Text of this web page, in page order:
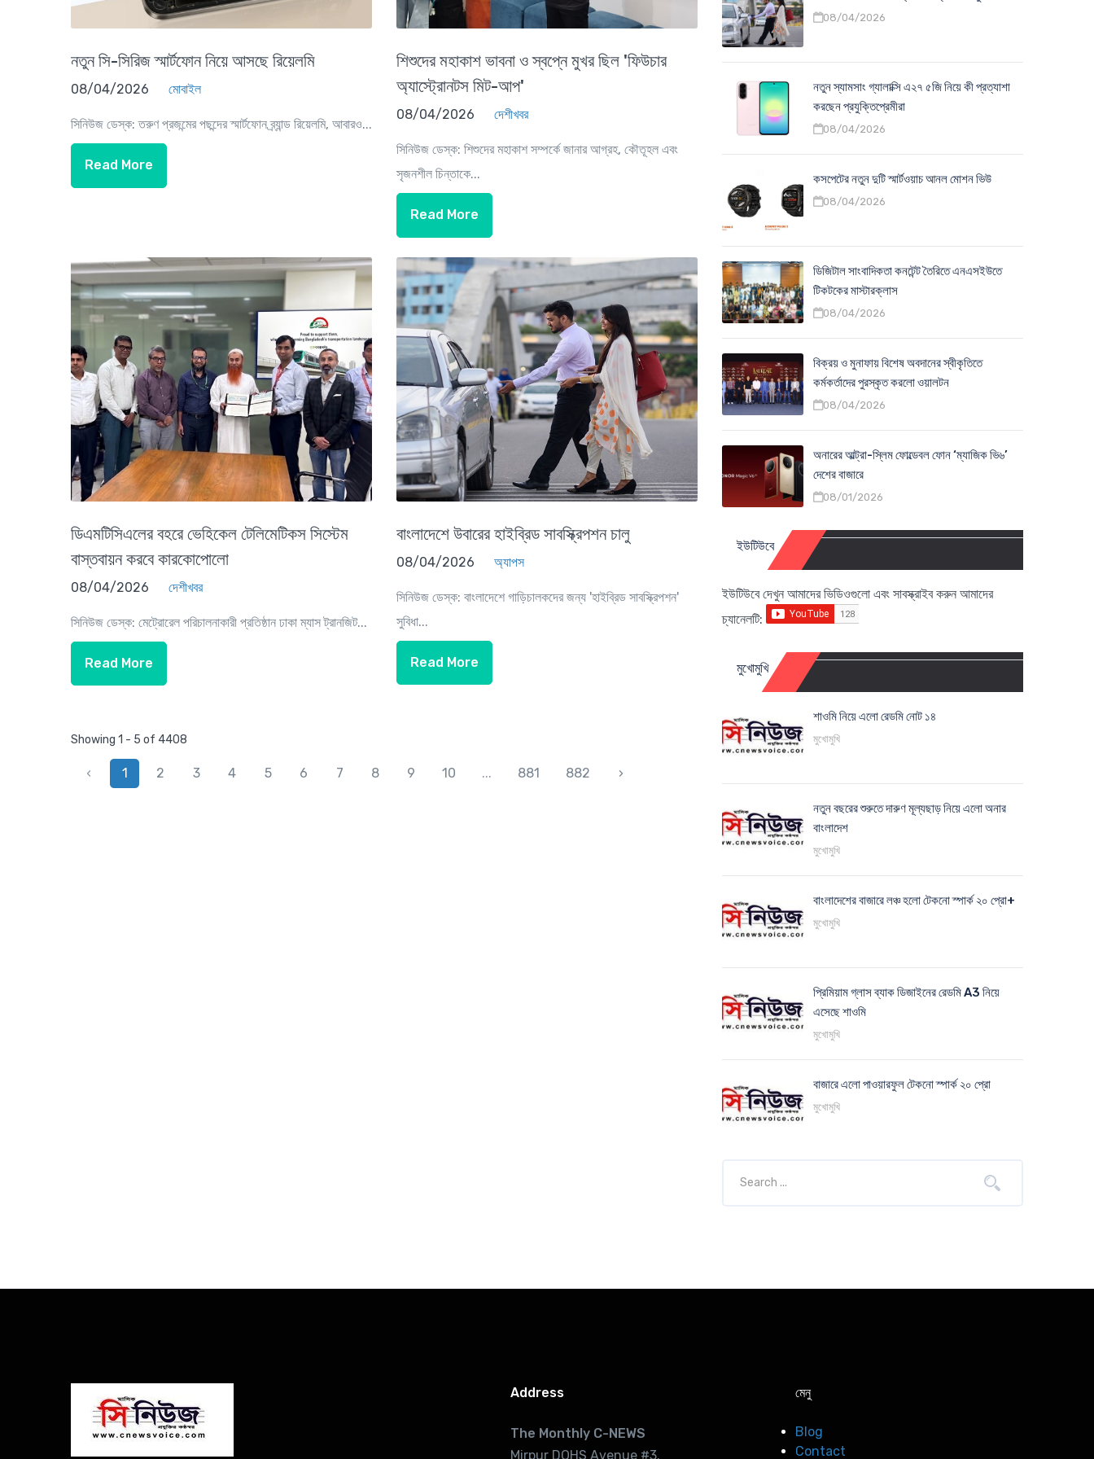
নতুন সি-সিরিজ স্মার্টফোন নিয়ে আসছে রিয়েলমি
08/04/2026 মোবাইল
সিনিউজ ডেস্ক: তরুণ প্রজন্মের পছন্দের স্মার্টফোন ব্র্যান্ড রিয়েলমি, আবারও...
Read More
শিশুদের মহাকাশ ভাবনা ও স্বপ্নে মুখর ছিল 'ফিউচার
অ্যাস্ট্রোনটস মিট-আপ'
08/04/2026 দেশীখবর
সিনিউজ ডেস্ক: শিশুদের মহাকাশ সম্পর্কে জানার আগ্রহ, কৌতূহল এবং
সৃজনশীল চিন্তাকে...
Read More
ডিএমটিসিএলের বহরে ভেহিকেল টেলিমেটিকস সিস্টেম
বাস্তবায়ন করবে কারকোপোলো
08/04/2026 দেশীখবর
সিনিউজ ডেস্ক: মেট্রোরেল পরিচালনাকারী প্রতিষ্ঠান ঢাকা ম্যাস ট্রানজিট...
Read More
বাংলাদেশে উবারের হাইব্রিড সাবস্ক্রিপশন চালু
08/04/2026 অ্যাপস
সিনিউজ ডেস্ক: বাংলাদেশে গাড়িচালকদের জন্য 'হাইব্রিড সাবস্ক্রিপশন'
সুবিধা...
Read More
Showing 1 - 5 of 4408
‹ 1 2 3 4 5 6 7 8 9 10 ... 881 882 ›
08/04/2026
নতুন স্যামসাং গ্যালাক্সি এ২৭ ৫জি নিয়ে কী প্রত্যাশা
করছেন প্রযুক্তিপ্রেমীরা
08/04/2026
কসপেটের নতুন দুটি স্মার্টওয়াচ আনল মোশন ভিউ
08/04/2026
ডিজিটাল সাংবাদিকতা কনটেন্ট তৈরিতে এনএসইউতে
টিকটকের মাস্টারক্লাস
08/04/2026
বিক্রয় ও মুনাফায় বিশেষ অবদানের স্বীকৃতিতে
কর্মকর্তাদের পুরস্কৃত করলো ওয়ালটন
08/04/2026
অনারের আল্ট্রা-স্লিম ফোল্ডেবল ফোন ‘ম্যাজিক ভি৬’
দেশের বাজারে
08/01/2026
ইউটিউবে
ইউটিউবে দেখুন আমাদের ভিডিওগুলো এবং সাবস্ক্রাইব করুন আমাদের
চ্যানেলটি:
মুখোমুখি
শাওমি নিয়ে এলো রেডমি নোট ১৪
মুখোমুখি
নতুন বছরের শুরুতে দারুণ মূল্যছাড় নিয়ে এলো অনার
বাংলাদেশ
মুখোমুখি
বাংলাদেশের বাজারে লঞ্চ হলো টেকনো স্পার্ক ২০ প্রো+
মুখোমুখি
প্রিমিয়াম গ্লাস ব্যাক ডিজাইনের রেডমি A3 নিয়ে
এসেছে শাওমি
মুখোমুখি
বাজারে এলো পাওয়ারফুল টেকনো স্পার্ক ২০ প্রো
মুখোমুখি
Address
The Monthly C-NEWS
Mirpur DOHS Avenue #3.
মেনু
Blog
Contact